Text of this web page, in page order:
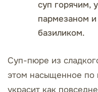
суп горячим,
пармезаном
базиликом.
Суп-пюре из
этом насыщенное по
украсит как